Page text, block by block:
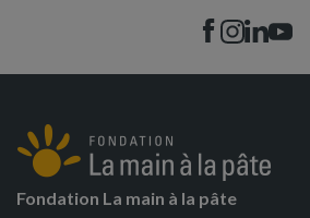
Fondation La main à la pâte